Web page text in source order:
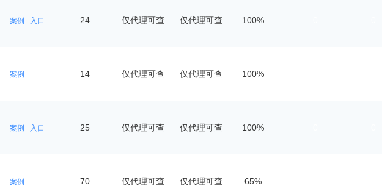
案例 入口 24 仅代理可查 仅代理可查 100%
案例 14 仅代理可查 仅代理可查 100%
案例 入口 25 仅代理可查 仅代理可查 100%
案例 70 仅代理可查 仅代理可查 65%